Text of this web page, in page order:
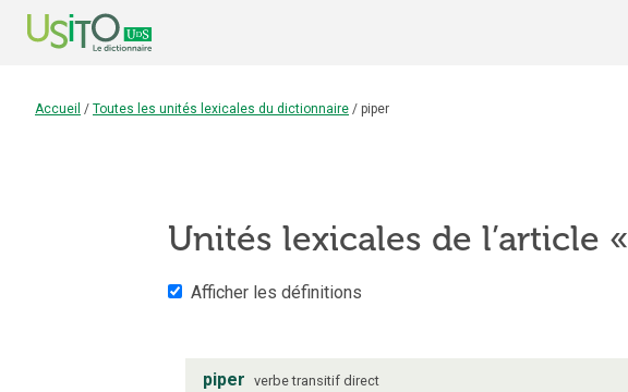
Accueil / Toutes les unités lexicales du dictionnaire / piper
Unités lexicales de l’article «
Afficher les définitions
piper verbe transitif direct